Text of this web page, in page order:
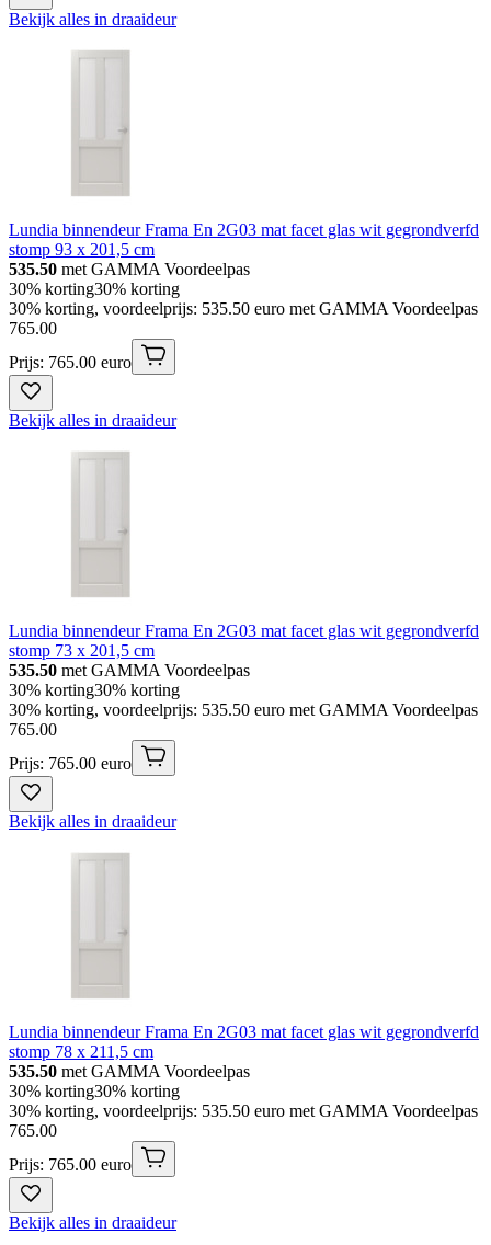
Bekijk alles in draaideur
Lundia binnendeur Frama En 2G03 mat facet glas wit gegrondverfd
stomp 93 x 201,5 cm
535.50 met GAMMA Voordeelpas
30% korting30% korting
30% korting, voordeelprijs: 535.50 euro met GAMMA Voordeelpas
765.00
Prijs: 765.00 euro
Bekijk alles in draaideur
Lundia binnendeur Frama En 2G03 mat facet glas wit gegrondverfd
stomp 73 x 201,5 cm
535.50 met GAMMA Voordeelpas
30% korting30% korting
30% korting, voordeelprijs: 535.50 euro met GAMMA Voordeelpas
765.00
Prijs: 765.00 euro
Bekijk alles in draaideur
Lundia binnendeur Frama En 2G03 mat facet glas wit gegrondverfd
stomp 78 x 211,5 cm
535.50 met GAMMA Voordeelpas
30% korting30% korting
30% korting, voordeelprijs: 535.50 euro met GAMMA Voordeelpas
765.00
Prijs: 765.00 euro
Bekijk alles in draaideur